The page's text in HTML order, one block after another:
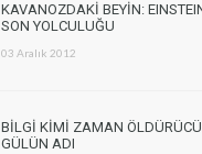
KAVANOZDAKİ BEYİN:
SON YOLCULUĞU
03 Aralık 2012
BİLGİ KİMİ ZAMAN
GÜLÜN ADI